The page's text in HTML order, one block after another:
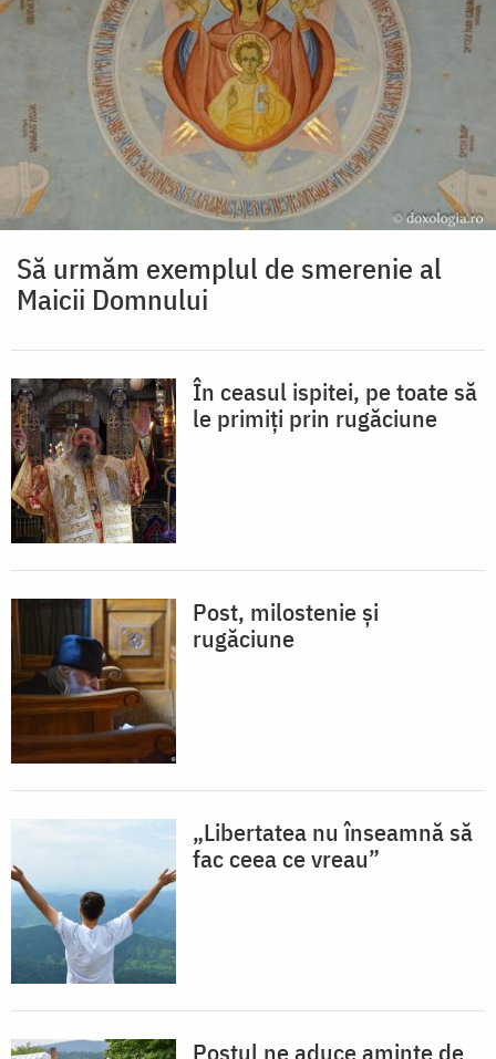
Să urmăm exemplul de smerenie al
Maicii Domnului
În ceasul ispitei, pe toate să
le primiți prin rugăciune
Post, milostenie și
rugăciune
„Libertatea nu înseamnă să
fac ceea ce vreau”
Postul ne aduce aminte de